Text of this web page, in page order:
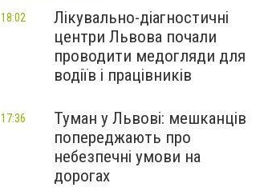
Лікувально-діагностичні
центри Львова почали
проводити медогляди для
водіїв і працівників
18:02
Туман у Львові: мешканців
попереджають про
небезпечні умови на
дорогах
17:36